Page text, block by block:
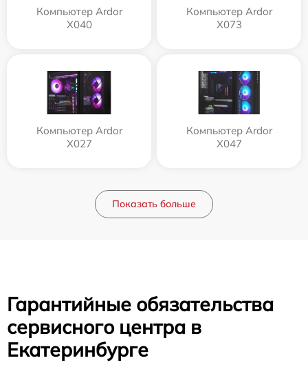
Компьютер Ardor
X040
Компьютер Ardor
X073
Компьютер Ardor
X027
Компьютер Ardor
X047
Показать больше
Гарантийные обязательства
сервисного центра в
Екатеринбурге